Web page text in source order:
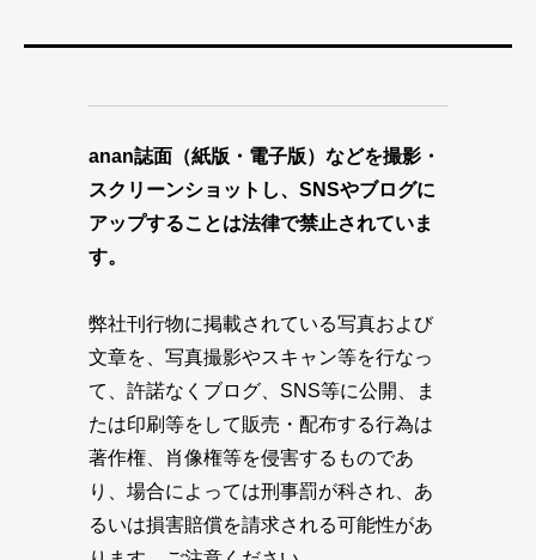
anan誌面（紙版・電子版）などを撮影・
スクリーンショットし、SNSやブログに
アップすることは法律で禁止されていま
す。
弊社刊行物に掲載されている写真および
文章を、写真撮影やスキャン等を行なっ
て、許諾なくブログ、SNS等に公開、ま
たは印刷等をして販売・配布する行為は
著作権、肖像権等を侵害するものであ
り、場合によっては刑事罰が科され、あ
るいは損害賠償を請求される可能性があ